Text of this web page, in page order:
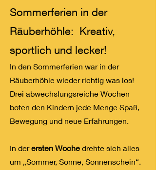
Sommerferien in der
Räuberhöhle: Kreativ,
sportlich und lecker!
In den Sommerferien war in der
Räuberhöhle wieder richtig was los!
Drei abwechslungsreiche Wochen
boten den Kindern jede Menge Spaß,
Bewegung und neue Erfahrungen.
In derersten Woche drehte sich alles
um „Sommer, Sonne, Sonnenschein“.